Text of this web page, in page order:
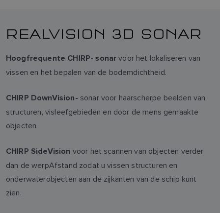
REALVISION 3D SONAR
Hoogfrequente CHIRP- sonar voor het lokaliseren van
vissen en het bepalen van de bodemdichtheid.
CHIRP DownVision- sonar voor haarscherpe beelden van
structuren, visleefgebieden en door de mens gemaakte
objecten.
CHIRP SideVision voor het scannen van objecten verder
dan de werpAfstand zodat u vissen structuren en
onderwaterobjecten aan de zijkanten van de schip kunt
zien.